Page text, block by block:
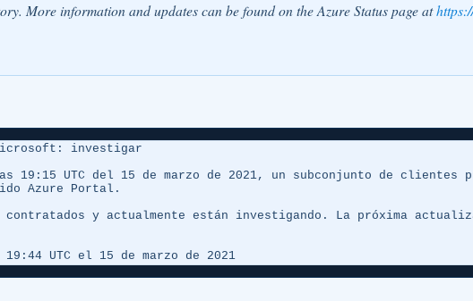
More information and updates can be found on the Azure Status page at
investigar
las 19:15 UTC del 15 de marzo de 2021, un subconjunto de clientes
Azure Portal.
contratados y actualmente están investigando. La próxima
UTC el 15 de marzo de 2021